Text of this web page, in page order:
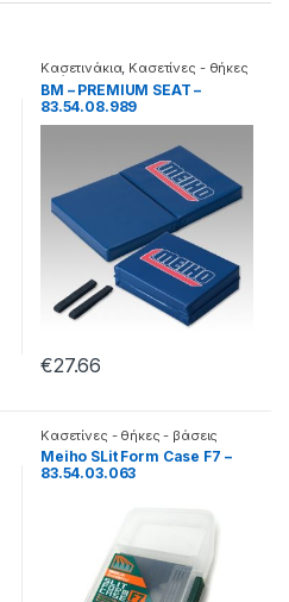
Κασετινάκια, Κασετίνες - θήκες
- βάσεις
BM – PREMIUM SEAT –
83.54.08.989
€27.66
Κασετίνες - θήκες - βάσεις
Meiho SLit Form Case F7 –
83.54.03.063